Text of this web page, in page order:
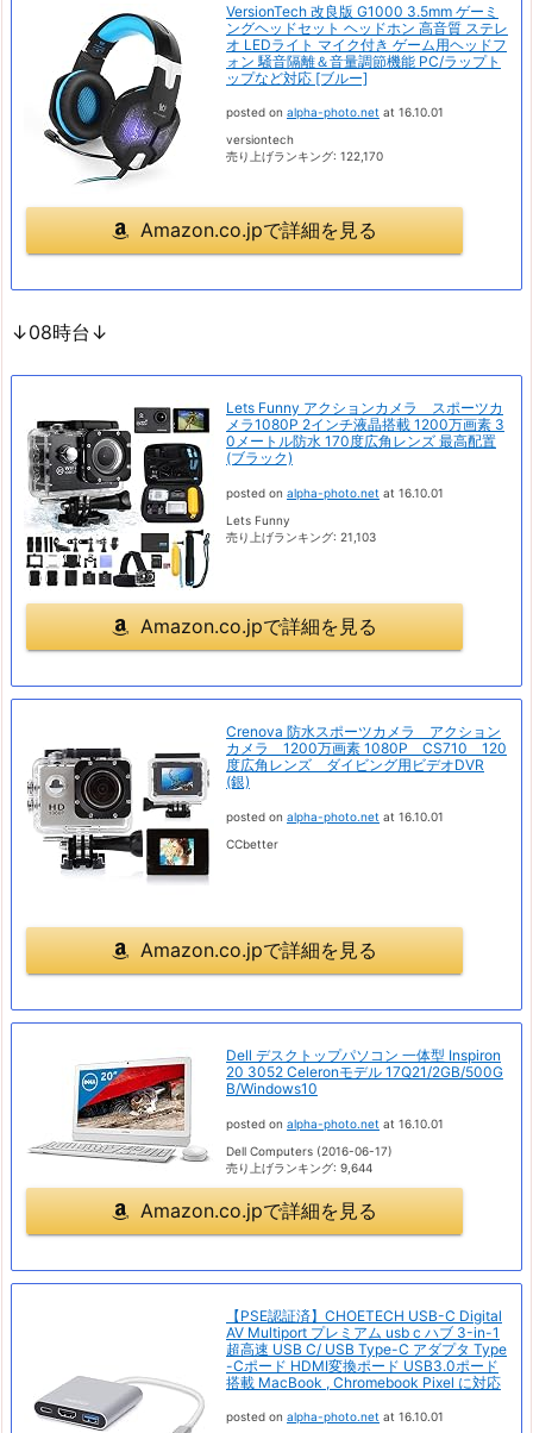
VersionTech 改良版 G1000 3.5mm ゲーミ
ングヘッドセット ヘッドホン 高音質 ステレ
オ LEDライト マイク付き ゲーム用ヘッドフ
ォン 騒音隔離＆音量調節機能 PC/ラップト
ップなど対応 [ブルー]
posted on alpha-photo.net at 16.10.01
versiontech
売り上げランキング: 122,170
Amazon.co.jpで詳細を見る
↓08時台↓
Lets Funny アクションカメラ スポーツカ
メラ1080P 2インチ液晶搭載 1200万画素 3
0メートル防水 170度広角レンズ 最高配置
(ブラック)
posted on alpha-photo.net at 16.10.01
Lets Funny
売り上げランキング: 21,103
Amazon.co.jpで詳細を見る
Crenova 防水スポーツカメラ アクション
カメラ 1200万画素 1080P CS710 120
度広角レンズ ダイビング用ビデオDVR
(銀)
posted on alpha-photo.net at 16.10.01
CCbetter
Amazon.co.jpで詳細を見る
Dell デスクトップパソコン 一体型 Inspiron
20 3052 Celeronモデル 17Q21/2GB/500G
B/Windows10
posted on alpha-photo.net at 16.10.01
Dell Computers (2016-06-17)
売り上げランキング: 9,644
Amazon.co.jpで詳細を見る
【PSE認証済】CHOETECH USB-C Digital
AV Multiport プレミアム usb c ハブ 3-in-1
超高速 USB C/ USB Type-C アダプタ Type
-Cポード HDMI変換ポード USB3.0ポード
搭載 MacBook , Chromebook Pixel に対応
posted on alpha-photo.net at 16.10.01